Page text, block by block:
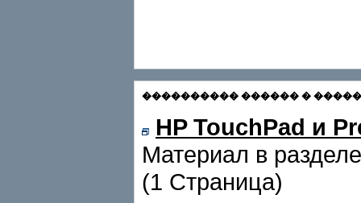
���������� ������ � �������
HP TouchPad и
Материал в
(1 Страница)